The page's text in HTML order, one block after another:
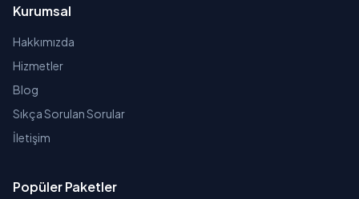
Kurumsal
Hakkımızda
Hizmetler
Blog
Sıkça Sorulan Sorular
İletişim
Popüler Paketler